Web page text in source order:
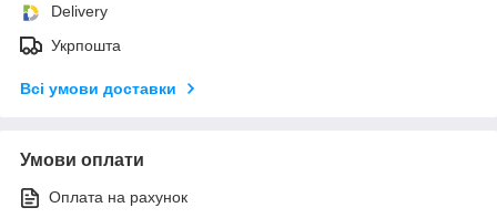
Delivery
Укрпошта
Всі умови доставки
Умови оплати
Оплата на рахунок